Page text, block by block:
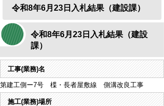
令和8年6月23日入札結果（建設課）
令和8年6月23日入札結果（建設
課）
工事(業務)名
第建工側ー7号 楪・長者屋敷線 側溝改良工事
施工(業務)場所